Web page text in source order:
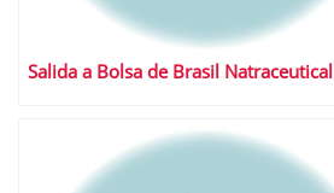
Salida a Bolsa de Brasil Natraceutical